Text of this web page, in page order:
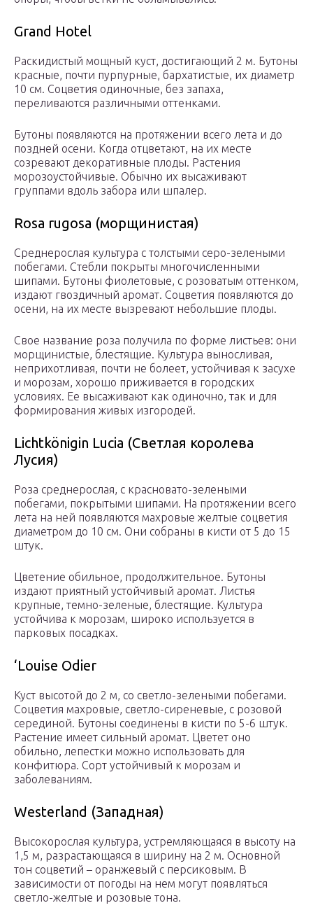
Grand Hotel
Раскидистый мощный куст, достигающий 2 м. Бутоны
красные, почти пурпурные, бархатистые, их диаметр
10 см. Соцветия одиночные, без запаха,
переливаются различными оттенками.
Бутоны появляются на протяжении всего лета и до
поздней осени. Когда отцветают, на их месте
созревают декоративные плоды. Растения
морозоустойчивые. Обычно их высаживают
группами вдоль забора или шпалер.
Rosa rugosa (морщинистая)
Среднерослая культура с толстыми серо-зелеными
побегами. Стебли покрыты многочисленными
шипами. Бутоны фиолетовые, с розоватым оттенком,
издают гвоздичный аромат. Соцветия появляются до
осени, на их месте вызревают небольшие плоды.
Свое название роза получила по форме листьев: они
морщинистые, блестящие. Культура выносливая,
неприхотливая, почти не болеет, устойчивая к засухе
и морозам, хорошо приживается в городских
условиях. Ее высаживают как одиночно, так и для
формирования живых изгородей.
Lichtkönigin Lucia (Светлая королева
Лусия)
Роза среднерослая, с красновато-зелеными
побегами, покрытыми шипами. На протяжении всего
лета на ней появляются махровые желтые соцветия
диаметром до 10 см. Они собраны в кисти от 5 до 15
штук.
Цветение обильное, продолжительное. Бутоны
издают приятный устойчивый аромат. Листья
крупные, темно-зеленые, блестящие. Культура
устойчива к морозам, широко используется в
парковых посадках.
‘Louise Odier
Куст высотой до 2 м, со светло-зелеными побегами.
Соцветия махровые, светло-сиреневые, с розовой
серединой. Бутоны соединены в кисти по 5-6 штук.
Растение имеет сильный аромат. Цветет оно
обильно, лепестки можно использовать для
конфитюра. Сорт устойчивый к морозам и
заболеваниям.
Westerland (Западная)
Высокорослая культура, устремляющаяся в высоту на
1,5 м, разрастающаяся в ширину на 2 м. Основной
тон соцветий – оранжевый с персиковым. В
зависимости от погоды на нем могут появляться
светло-желтые и розовые тона.